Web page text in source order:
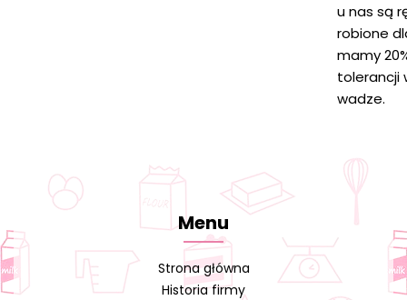
u nas są
robione
mamy
tolerancji
wadze.
Menu
Strona główna
Historia firmy